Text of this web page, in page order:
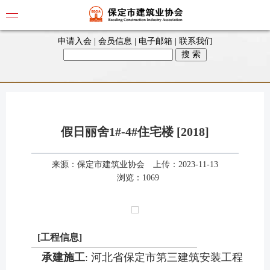
申请入会| 会员信息 电子邮箱| 联系我们
假日丽舍1#-4#住宅楼 [2018]
来源： 保定市建筑业协会
上传：2023-11-13
浏览：1069
[工程信息]
承建施工: 河北省保定市第三建筑安装工程